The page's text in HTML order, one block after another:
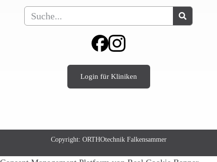
Login für Kliniken
Copyright: ORTHOtechnik Falkensammer